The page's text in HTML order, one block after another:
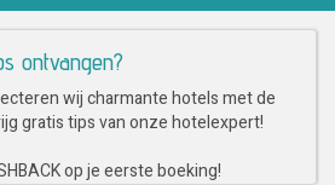
ontvangen?
wij charmante hotels met de
gratis tips van onze hotelexpert!
op je eerste boeking!